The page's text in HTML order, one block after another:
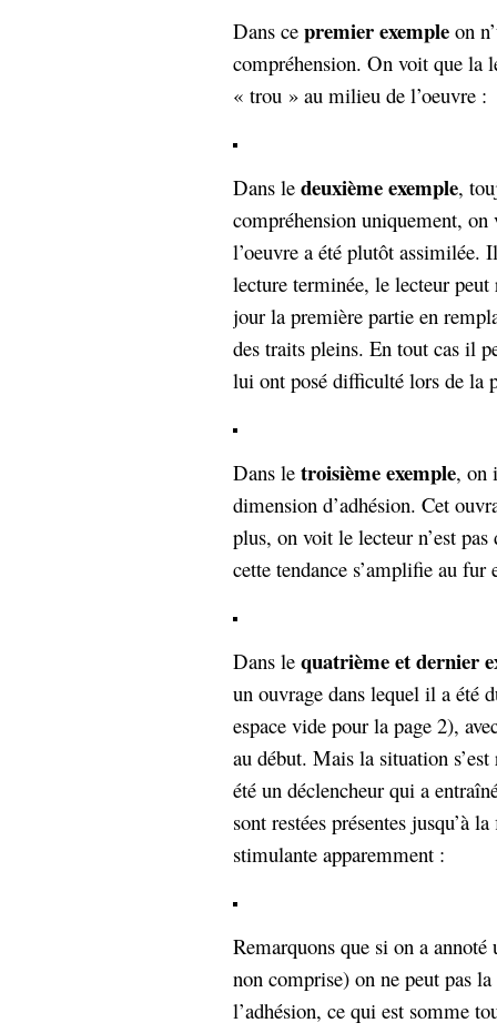
Dans ce premier exemple on
compréhension. On voit que la
« trou » au milieu de l’oeuvre :
Dans le deuxième exemple,
compréhension uniquement,
l’oeuvre a été plutôt assimilée.
lecture terminée, le lecteur
jour la première partie en
des traits pleins. En tout cas il
lui ont posé difficulté lors de la
Dans le troisième exemple, on
dimension d’adhésion. Cet
plus, on voit le lecteur n’est pas
cette tendance s’amplifie au
Dans le quatrième et dernier
un ouvrage dans lequel il a été
espace vide pour la page 2),
au début. Mais la situation
été un déclencheur qui a
sont restées présentes jusqu’à
stimulante apparemment :
Remarquons que si on a annoté
non comprise) on ne peut pas
l’adhésion, ce qui est somme